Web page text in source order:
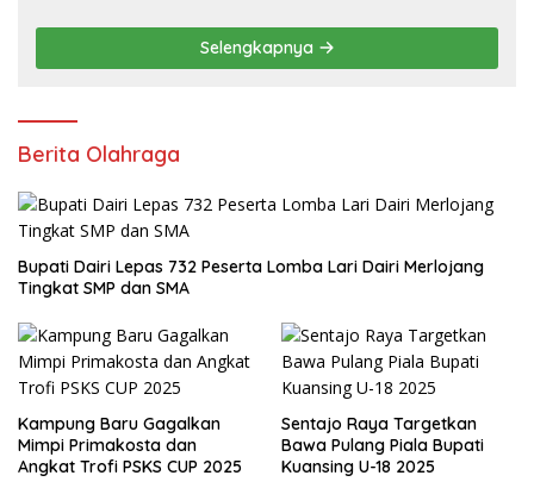
Selengkapnya
Berita Olahraga
Bupati Dairi Lepas 732 Peserta Lomba Lari Dairi Merlojang
Tingkat SMP dan SMA
Kampung Baru Gagalkan
Mimpi Primakosta dan
Angkat Trofi PSKS CUP 2025
Sentajo Raya Targetkan
Bawa Pulang Piala Bupati
Kuansing U-18 2025